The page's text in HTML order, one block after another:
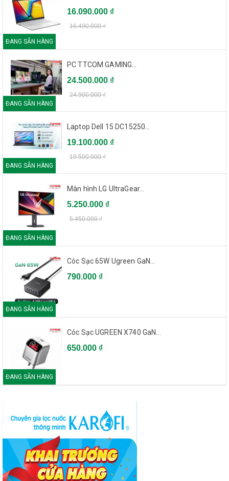
ĐANG SẴN HÀNG
16.090.000 ₫
16.490.000 ₫
ĐANG SẴN HÀNG
PC TTCOM GAMING...
24.500.000 ₫
24.900.000 ₫
ĐANG SẴN HÀNG
Laptop Dell 15 DC15250...
19.100.000 ₫
19.500.000 ₫
ĐANG SẴN HÀNG
Màn hình LG UltraGear...
5.250.000 ₫
5.450.000 ₫
ĐANG SẴN HÀNG
Cóc Sạc 65W Ugreen GaN...
790.000 ₫
ĐANG SẴN HÀNG
Cóc Sạc UGREEN X740 GaN...
650.000 ₫